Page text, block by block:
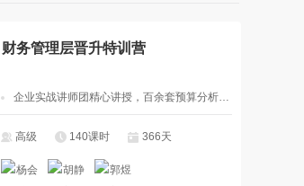
财务管理层晋升特训营
企业实战讲师团精心讲授，百余套预算分析决策管理工具模板
高级 140课时 366天